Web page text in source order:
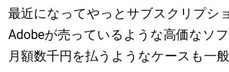
最近になってやっとサブスクリプシ
Adobeが売っているような高価なソ
月額数千円を払うようなケースも一